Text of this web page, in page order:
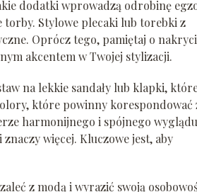
dodatki wprowadzą odrobinę
torby. Stylowe plecaki lub torebki z
Oprócz tego, pamiętaj o
akcentem w Twojej stylizacji.
na lekkie sandały lub klapki,
które powinny korespondować
harmonijnego i spójnego
więcej. Kluczowe jest, aby
z modą i wyrazić swoją